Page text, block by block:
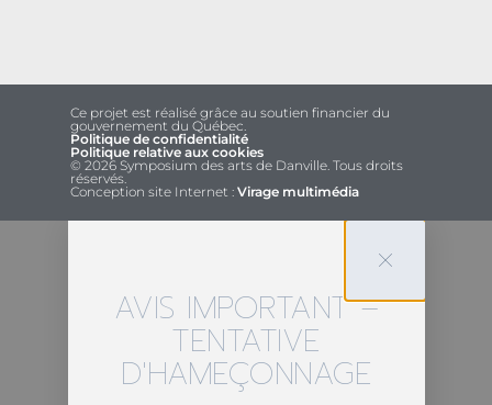
Ce projet est réalisé grâce au soutien financier du
gouvernement du Québec.
Politique de confidentialité
Politique relative aux cookies
© 2026 Symposium des arts de Danville. Tous droits
réservés.
Conception site Internet : Virage multimédia
AVIS IMPORTANT –
TENTATIVE
D'HAMEÇONNAGE